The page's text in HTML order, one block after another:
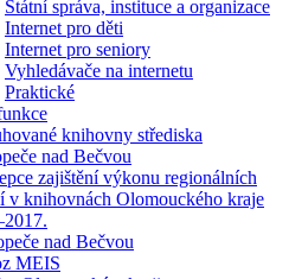
Státní správa, instituce a organizace
Internet pro děti
Internet pro seniory
Vyhledávače na internetu
Praktické
knihovny střediska
nad Bečvou
zajištění výkonu regionálních
v knihovnách Olomouckého kraje
nad Bečvou
MEIS